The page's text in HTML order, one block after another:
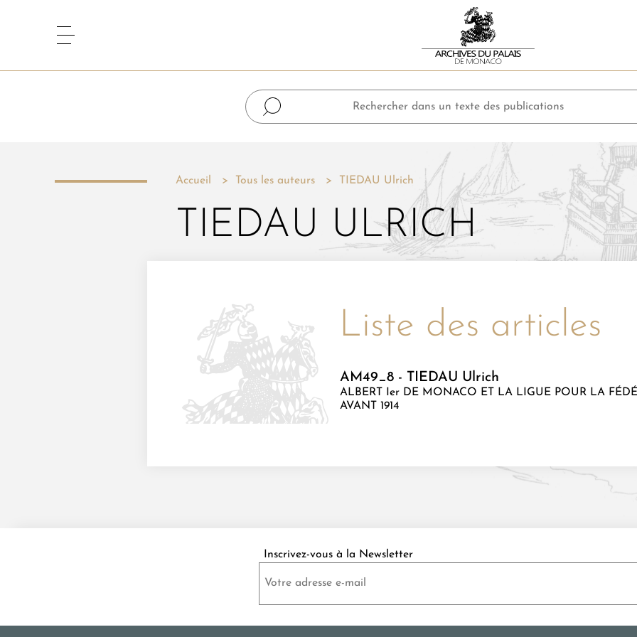
Accueil Tous les auteurs TIEDAU Ulrich
TIEDAU ULRICH
Liste des articles
AM49_8 - TIEDAU Ulrich
ALBERT Ier DE MONACO ET LA LIGUE POUR LA
AVANT 1914
Inscrivez-vous à la Newsletter